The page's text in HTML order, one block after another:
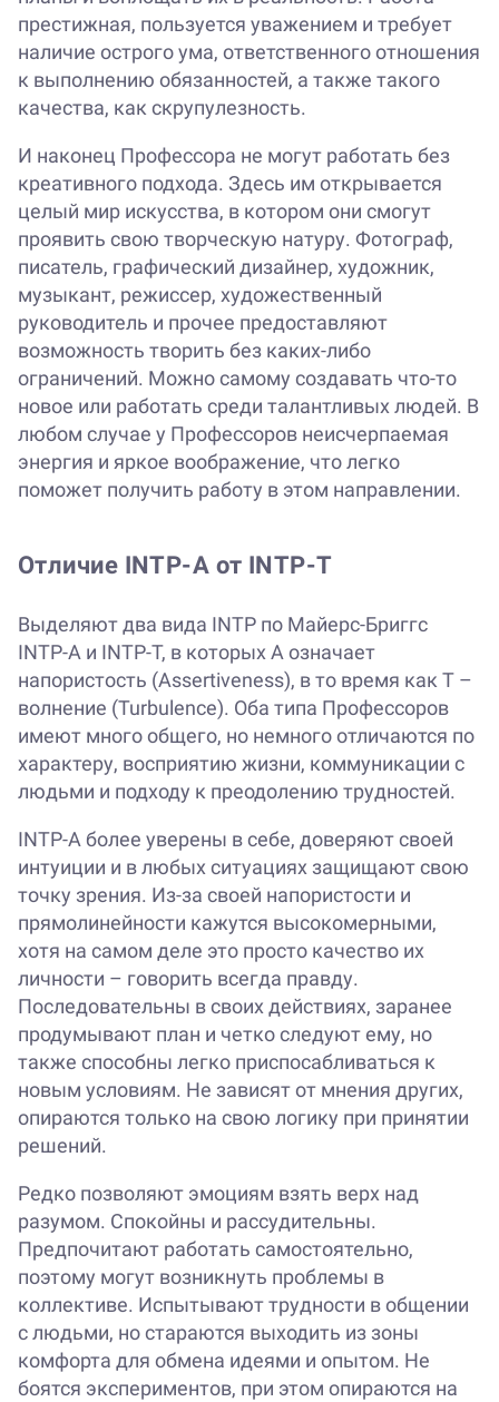
престижная, пользуется уважением и требует
наличие острого ума, ответственного отношения
к выполнению обязанностей, а также такого
качества, как скрупулезность.
И наконец Профессора не могут работать без
креативного подхода. Здесь им открывается
целый мир искусства, в котором они смогут
проявить свою творческую натуру. Фотограф,
писатель, графический дизайнер, художник,
музыкант, режиссер, художественный
руководитель и прочее предоставляют
возможность творить без каких-либо
ограничений. Можно самому создавать что-то
новое или работать среди талантливых людей. В
любом случае у Профессоров неисчерпаемая
энергия и яркое воображение, что легко
поможет получить работу в этом направлении.
Отличие INTP-A от INTP-T
Выделяют два вида INTP по Майерс-Бриггс
INTP-A и INTP-T, в которых A означает
напористость (Assertiveness), в то время как Т –
волнение (Turbulence). Оба типа Профессоров
имеют много общего, но немного отличаются по
характеру, восприятию жизни, коммуникации с
людьми и подходу к преодолению трудностей.
INTP-A более уверены в себе, доверяют своей
интуиции и в любых ситуациях защищают свою
точку зрения. Из-за своей напористости и
прямолинейности кажутся высокомерными,
хотя на самом деле это просто качество их
личности – говорить всегда правду.
Последовательны в своих действиях, заранее
продумывают план и четко следуют ему, но
также способны легко приспосабливаться к
новым условиям. Не зависят от мнения других,
опираются только на свою логику при принятии
решений.
Редко позволяют эмоциям взять верх над
разумом. Спокойны и рассудительны.
Предпочитают работать самостоятельно,
поэтому могут возникнуть проблемы в
коллективе. Испытывают трудности в общении
с людьми, но стараются выходить из зоны
комфорта для обмена идеями и опытом. Не
боятся экспериментов, при этом опираются на